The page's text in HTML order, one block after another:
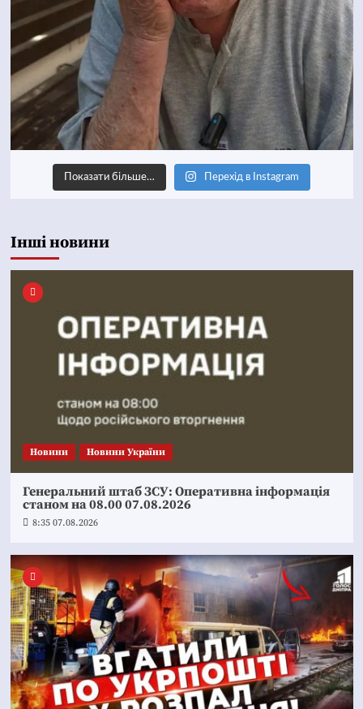
Показати більше… Перехід в Instagram
Інші новини
Новини Новини України
Генеральний штаб ЗСУ: Оперативна інформація
станом на 08.00 07.08.2026
8:35 07.08.2026